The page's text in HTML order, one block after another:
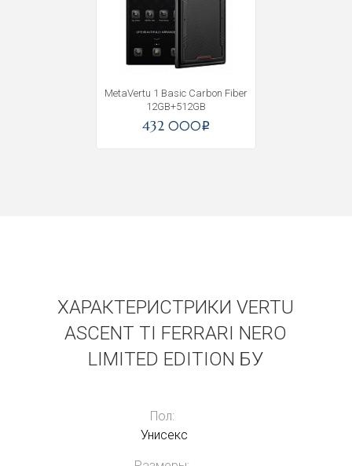
MetaVertu 1 Basic Carbon Fiber
12GB+512GB
432 000i
ХАРАКТЕРИСТРИКИ VERTU
ASCENT TI FERRARI NERO
LIMITED EDITION БУ
Пол:
Унисекс